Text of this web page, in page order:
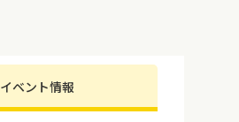
イベント情報